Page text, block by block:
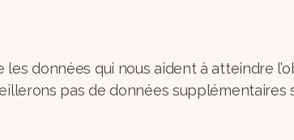
données qui nous aident à atteindre
pas de données supplémentaires